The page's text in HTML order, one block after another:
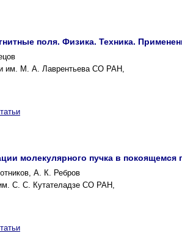
поля. Физика. Техника.
им. М. А. Лаврентьева СО РАН,
молекулярного пучка в покоящемся
А. К. Ребров
С. С. Кутателадзе СО РАН,